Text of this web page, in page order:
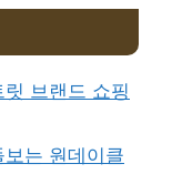
브랜드 쇼핑
는 원데이클